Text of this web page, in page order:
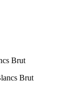
Brut